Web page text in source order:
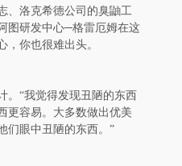
、洛克希德公司的臭鼬工
图研发中心─格雷厄姆在这
，你也很难出头。
“我觉得发现丑陋的东西
更容易。大多数做出优美
们眼中丑陋的东西。”